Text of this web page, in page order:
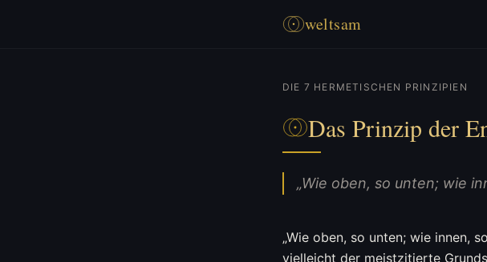
weltsam
DIE 7 HERMETISCHEN PRINZIPIEN
Das Prinzip der
„Wie oben, so unten; wie
„Wie oben, so unten; wie innen,
vielleicht der meistzitierte